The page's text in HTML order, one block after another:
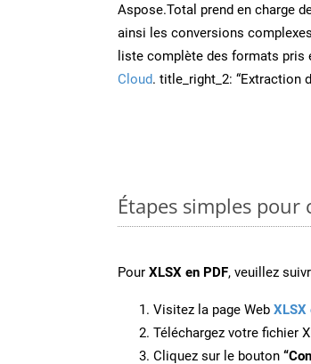
Aspose.Total prend en charge
ainsi les conversions
liste complète des formats pris
Cloud. title_right_2: “Extraction
Étapes simples pour
Pour XLSX en PDF, veuillez
Visitez la page Web XLSX
Téléchargez votre fichier
Cliquez sur le bouton